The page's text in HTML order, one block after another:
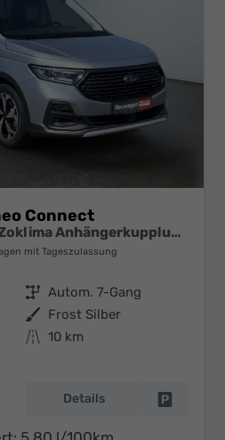
Connect
Active 2,0 7 Sitzer 2Zoklima Anhängerkupplung Panoramadach AGR Sitze Sitzheizung Einparkhilfe Kamera 17 Zoll Leichtmetall ACC
mit Tageszulassung
Getriebe Autom. 7-Gang
Außenfarbe Frost Silber
Kilometerstand 10 km
Details